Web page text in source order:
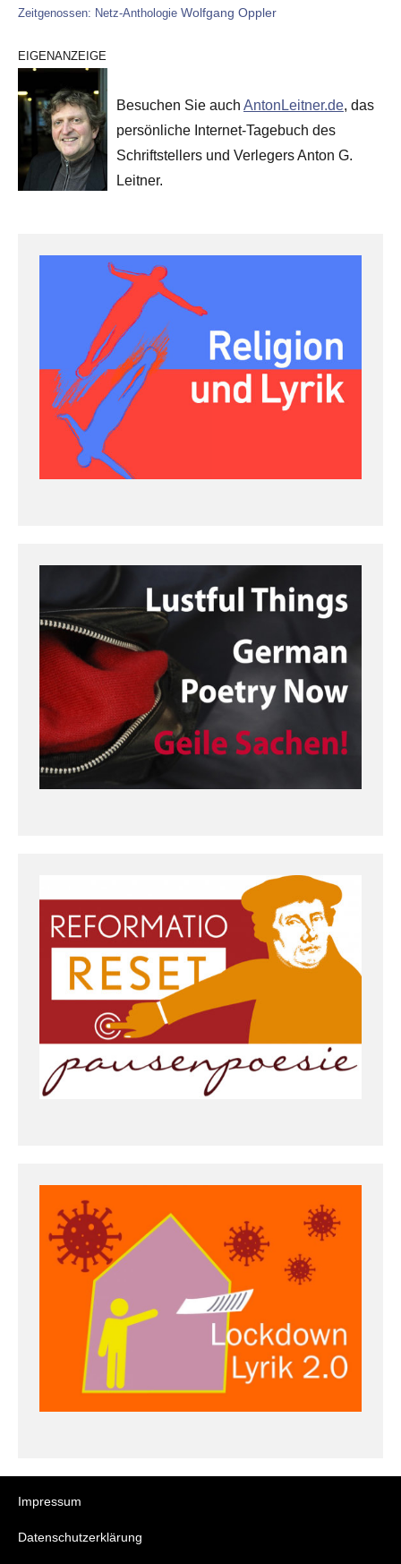
Zeitgenossen: Netz-Anthologie Wolfgang Oppler
EIGENANZEIGE
Besuchen Sie auch AntonLeitner.de, das
persönliche Internet-Tagebuch des
Schriftstellers und Verlegers Anton G.
Leitner.
Impressum
Datenschutzerklärung